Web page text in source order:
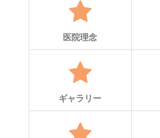
医院理念
ギャラリー